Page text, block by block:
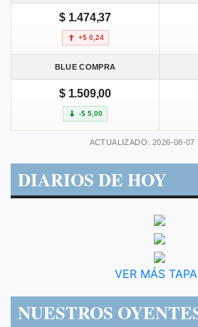
$ 1.474,37
+$ 0,24
BLUE COMPRA
$ 1.509,00
-$ 5,00
ACTUALIZADO: 2026-08-07
DIARIOS DE HOY
VER MÁS
NUESTROS